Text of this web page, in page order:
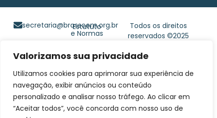
Valorizamos sua privacidade
Utilizamos cookies para aprimorar sua experiência de
navegação, exibir anúncios ou conteúdo
personalizado e analisar nosso tráfego. Ao clicar em
“Aceitar todos”, você concorda com nosso uso de
Todos os direitos
reservados ©2025
Orgulhosamente
Digital
secretaria@brasscom.org.br
Estatuto
e Normas